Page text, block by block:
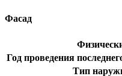
Фасад
Год проведения
Тип